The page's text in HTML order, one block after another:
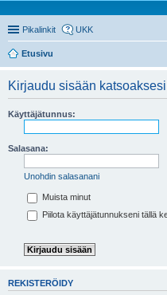
Pikalinkit UKK
Etusivu
Kirjaudu sisään
Käyttäjätunnus:
Salasana:
Unohdin salasanani
Muista minut
Piilota käyttäjätunnukseni tällä
REKISTERÖIDY